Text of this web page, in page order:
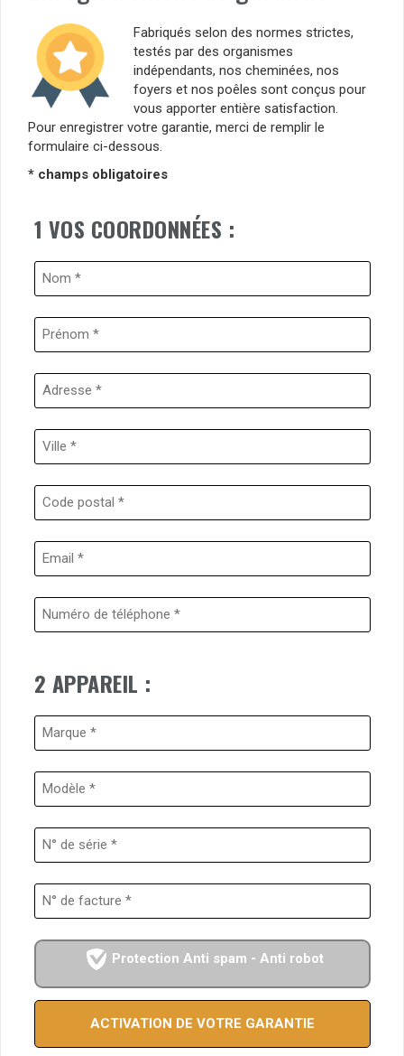
Fabriqués selon des normes strictes,
testés par des organismes
indépendants, nos cheminées, nos
foyers et nos poêles sont conçus pour
vous apporter entière satisfaction.
Pour enregistrer votre garantie, merci de remplir le
formulaire ci-dessous.
* champs obligatoires
1 VOS COORDONNÉES :
2 APPAREIL :
Protection Anti spam - Anti robot